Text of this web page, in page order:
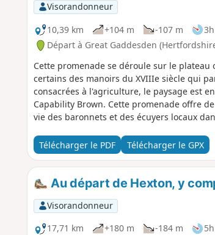
Visorandonneur
10,39 km
+104 m -107 m
Départ à Great Gaddesden
Cette promenade se déroule sur le
certains des manoirs du XVIIIe siècle qui
consacrées à l'agriculture, le paysage est
Capability Brown. Cette promenade offre
vie des baronnets et des écuyers locaux
Télécharger le PDF Télécharger le GPX
Au départ de Hexton, y
Visorandonneur
17,71 km
+180 m -184 m